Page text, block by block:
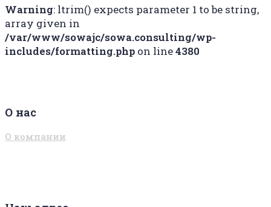
Warning: ltrim() expects parameter 1 to be string,
array given in
/var/www/sowajc/sowa.consulting/wp-
includes/formatting.php on line4380
О нас
О компании